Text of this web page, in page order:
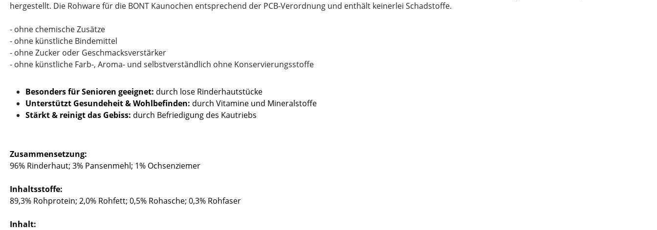
hergestellt. Die Rohware für die BONT Kaunochen entsprechend der PCB-Verordnung und enthält keinerlei Schadstoffe.
- ohne chemische Zusätze
- ohne künstliche Bindemittel
- ohne Zucker oder Geschmacksverstärker
- ohne künstliche Farb-, Aroma- und selbstverständlich ohne Konservierungsstoffe
Besonders für Senioren geeignet: durch lose Rinderhautstücke
Unterstützt Gesundeheit & Wohlbefinden: durch Vitamine und Mineralstoffe
Stärkt & reinigt das Gebiss: durch Befriedigung des Kautriebs
Zusammensetzung:
96% Rinderhaut; 3% Pansenmehl; 1% Ochsenziemer
Inhaltsstoffe:
89,3% Rohprotein; 2,0% Rohfett; 0,5% Rohasche; 0,3% Rohfaser
Inhalt: